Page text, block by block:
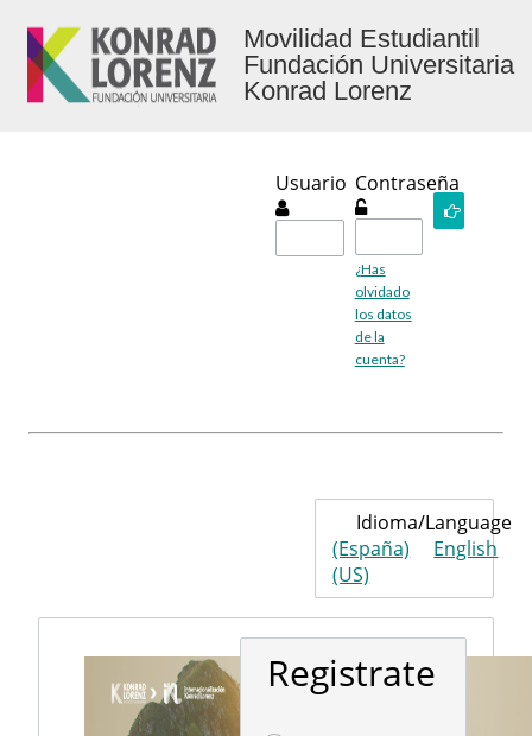
Movilidad Estudiantil
Fundación Universitaria
Konrad Lorenz
Usuario Contraseña
¿Has
olvidado
los datos
de la
cuenta?
Idioma/Language
(España)
English
(US)
Registrate